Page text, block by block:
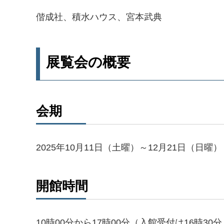
偕成社、積水ハウス、宮本武典
展覧会の概要
会期
2025年10月11日（土曜）～12月21日（日曜）
開館時間